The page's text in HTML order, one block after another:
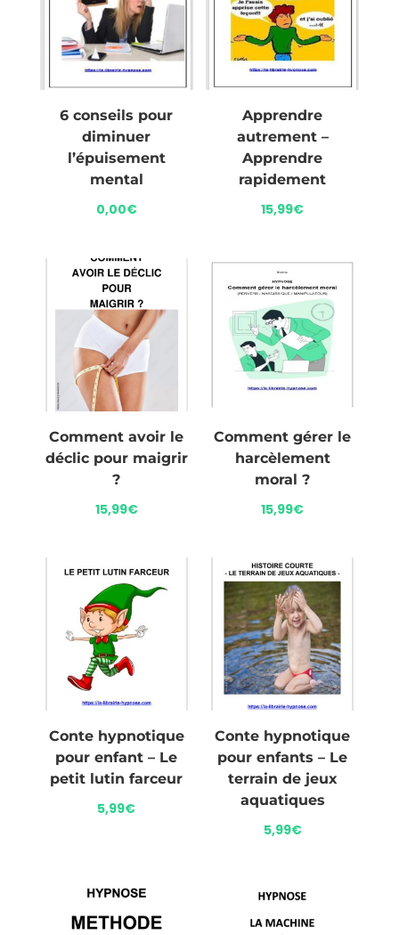
6 conseils pour
diminuer
l’épuisement
mental
0,00€
Apprendre
autrement –
Apprendre
rapidement
15,99€
Comment avoir le
déclic pour maigrir
?
15,99€
Comment gérer le
harcèlement
moral ?
15,99€
Conte hypnotique
pour enfant – Le
petit lutin farceur
5,99€
Conte hypnotique
pour enfants – Le
terrain de jeux
aquatiques
5,99€